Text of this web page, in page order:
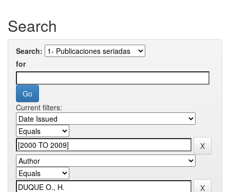
Search
Search:
for
Current filters: